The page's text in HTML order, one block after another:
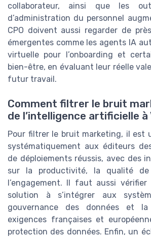
collaborateur, ainsi que les
d’administration du personnel
CPO doivent aussi regarder de
émergentes comme les agents IA
virtuelle pour l’onboarding et
bien-être, en évaluant leur réelle
futur travail.
Comment filtrer le bruit
de l’intelligence artificielle à
Pour filtrer le bruit marketing, il est
systématiquement aux éditeurs
de déploiements réussis, avec des
sur la productivité, la qualité
l’engagement. Il faut aussi
solution à s’intégrer aux
gouvernance des données et
exigences françaises et
protection des données. Enfin, un